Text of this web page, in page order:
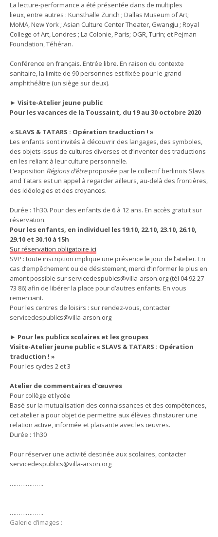
La lecture-performance a été présentée dans de multiples
lieux, entre autres : Kunsthalle Zurich ; Dallas Museum of Art;
MoMA, New York ; Asian Culture Center Theater, Gwangju ; Royal
College of Art, Londres ; La Colonie, Paris; OGR, Turin; et Pejman
Foundation, Téhéran.
Conférence en français. Entrée libre. En raison du contexte
sanitaire, la limite de 90 personnes est fixée pour le grand
amphithéâtre (un siège sur deux).
► Visite-Atelier jeune public
Pour les vacances de la Toussaint, du 19 au 30 octobre 2020
« SLAVS & TATARS : Opération traduction ! »
Les enfants sont invités à découvrir des langages, des symboles,
des objets issus de cultures diverses et d’inventer des traductions
en les reliant à leur culture personnelle.
L’exposition Régions d’êtreproposée par le collectif berlinois Slavs
and Tatars est un appel à regarder ailleurs, au-delà des frontières,
des idéologies et des croyances.
Durée : 1h30. Pour des enfants de 6 à 12 ans. En accès gratuit sur
réservation.
Pour les enfants, en individuel les 19.10, 22.10, 23.10, 26.10,
29.10 et 30.10 à 15h
Sur réservation obligatoire ici
SVP : toute inscription implique une présence le jour de l’atelier. En
cas d’empêchement ou de désistement, merci d’informer le plus en
amont possible sur servicedespubics@villa-arson.org (tél 04 92 27
73 86) afin de libérer la place pour d’autres enfants. En vous
remerciant.
Pour les centres de loisirs : sur rendez-vous, contacter
servicedespublics@villa-arson.org
► Pour les publics scolaires et les groupes
Visite-Atelier jeune public « SLAVS & TATARS : Opération
traduction ! »
Pour les cycles 2 et 3
Atelier de commentaires d’œuvres
Pour collège et lycée
Basé sur la mutualisation des connaissances et des compétences,
cet atelier a pour objet de permettre aux élèves d’instaurer une
relation active, informée et plaisante avec les œuvres.
Durée : 1h30
Pour réserver une activité destinée aux scolaires, contacter
servicedespublics@villa-arson.org
……………….
……………….
Galerie d’images :